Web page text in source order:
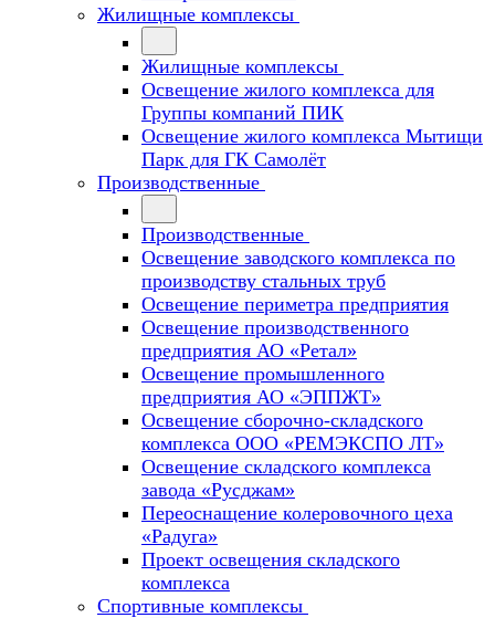
Жилищные комплексы
Жилищные комплексы
Освещение жилого комплекса для
Группы компаний ПИК
Освещение жилого комплекса Мытищи
Парк для ГК Самолёт
Производственные
Производственные
Освещение заводского комплекса по
производству стальных труб
Освещение периметра предприятия
Освещение производственного
предприятия АО «Ретал»
Освещение промышленного
предприятия АО «ЭППЖТ»
Освещение сборочно-складского
комплекса ООО «РЕМЭКСПО ЛТ»
Освещение складского комплекса
завода «Русджам»
Переоснащение колеровочного цеха
«Радуга»
Проект освещения складского
комплекса
Спортивные комплексы